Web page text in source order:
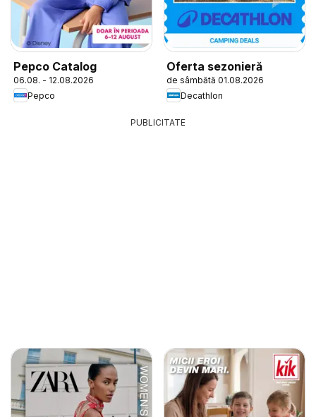
Pepco Catalog
06.08. - 12.08.2026
Pepco
Oferta sezonieră
de sâmbătă 01.08.2026
Decathlon
PUBLICITATE